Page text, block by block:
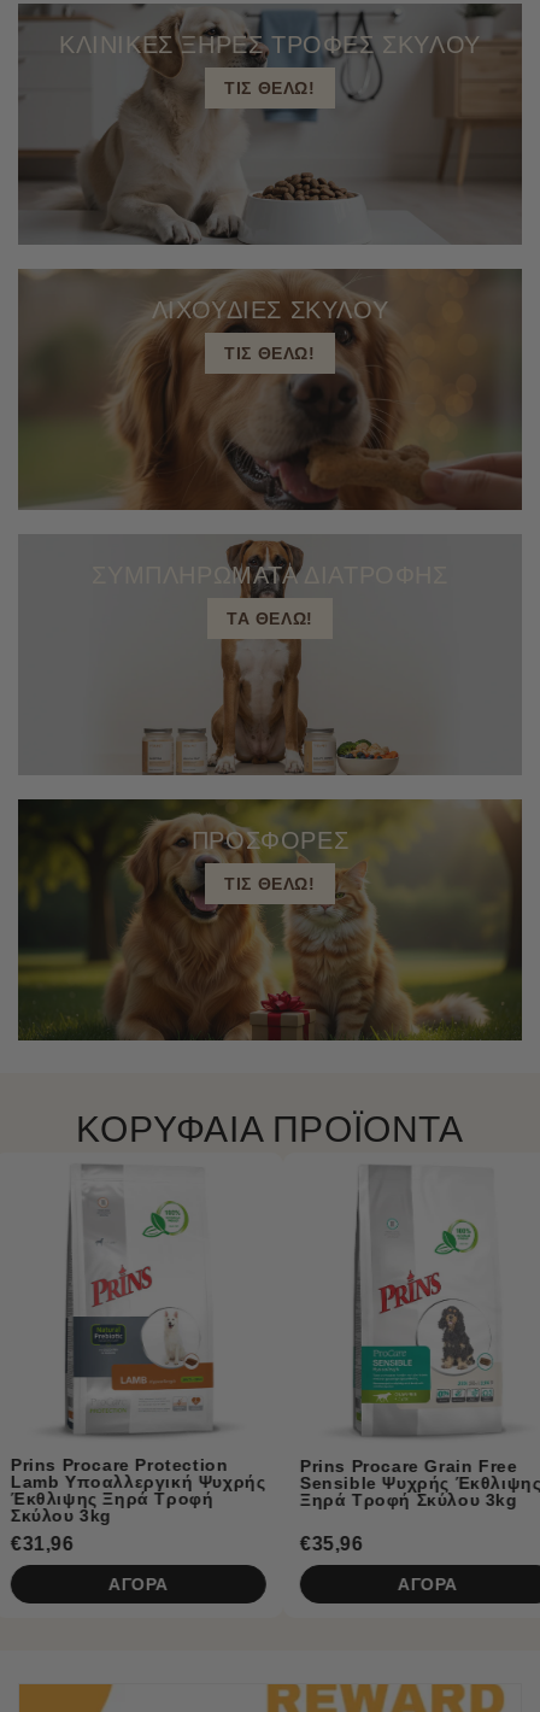
ΚΛΙΝΙΚΕΣ ΞΗΡΕΣ ΤΡΟΦΕΣ ΣΚΥΛΟΥ
ΤΙΣ ΘΕΛΩ!
ΛΙΧΟΥΔΙΕΣ ΣΚΥΛΟΥ
ΤΙΣ ΘΕΛΩ!
ΣΥΜΠΛΗΡΩΜΑΤΑ ΔΙΑΤΡΟΦΗΣ
ΤΑ ΘΕΛΩ!
ΠΡΟΣΦΟΡΕΣ
ΤΙΣ ΘΕΛΩ!
ΚΟΡΥΦΑΙΑ ΠΡΟΪΟΝΤΑ
Ψυχρής
Prins Procare Grain Free
Sensible Ψυχρής Έκθλιψης
Ξηρά Τροφή Σκύλου 3kg
ΑΓΟΡΑ